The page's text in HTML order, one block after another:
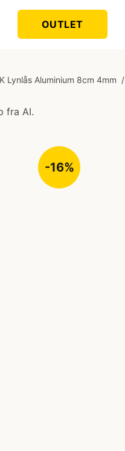
OUTLET
Lynlås Aluminium 8cm 4mm /
fra AI.
-16%